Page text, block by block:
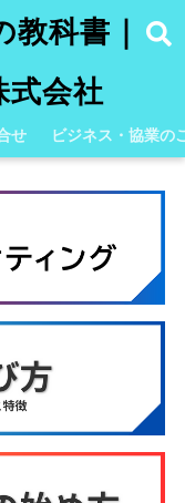
科書｜
会社
せ ビジネス・協業の